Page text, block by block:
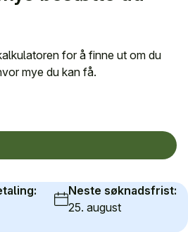
for å finne ut om du
mye du kan få.
Neste søknadsfrist:
25. august